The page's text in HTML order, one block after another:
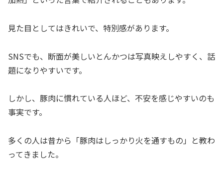
見た目としてはきれいで、特別感があります。
SNSでも、断面が美しいとんかつは写真映えしやすく、話
題になりやすいです。
しかし、豚肉に慣れている人ほど、不安を感じやすいのも
事実です。
多くの人は昔から「豚肉はしっかり火を通すもの」と教わ
ってきました。